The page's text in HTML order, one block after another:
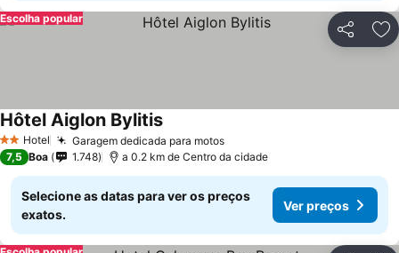
Partilhar
Escolha popular
2 Estrelas
Hotel Garagem dedicada para motos
Hôtel Aiglon Bylitis
7,5 Boa 1.748 a 0.2 km de Centro da cidade
Selecione as datas para ver os preços
exatos.
Ver preços